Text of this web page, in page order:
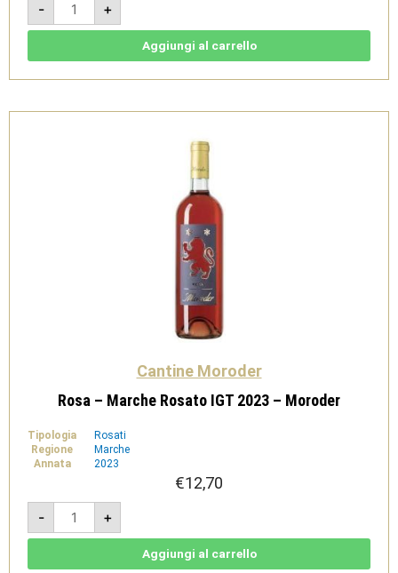
-
2024-
Rosso
Conero
Moroder
+
Aggiungi al carrello
Cantine Moroder
Rosa – Marche Rosato IGT 2023 – Moroder
Tipologia
Rosati
Regione
Marche
Annata
2023
€12,70
-
Rosa
Marche
Rosato
+
Aggiungi al carrello